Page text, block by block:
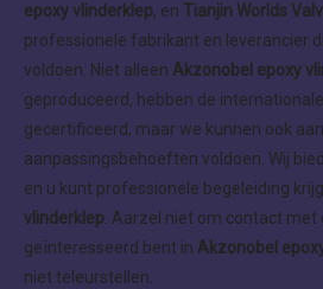
epoxy vlinderklep, en Tianjin Worlds
professionele fabrikant en leverancier
voldoen. Niet alleen Akzonobel epoxy
geproduceerd, hebben de
gecertificeerd, maar we kunnen ook
aanpassingsbehoeften voldoen. Wij
en u kunt professionele begeleiding
vlinderklep. Aarzel niet om contact met
geïnteresseerd bent in Akzonobel
niet teleurstellen.